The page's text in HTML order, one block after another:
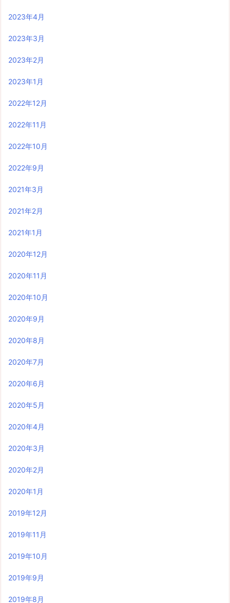
2023年4月
2023年3月
2023年2月
2023年1月
2022年12月
2022年11月
2022年10月
2022年9月
2021年3月
2021年2月
2021年1月
2020年12月
2020年11月
2020年10月
2020年9月
2020年8月
2020年7月
2020年6月
2020年5月
2020年4月
2020年3月
2020年2月
2020年1月
2019年12月
2019年11月
2019年10月
2019年9月
2019年8月